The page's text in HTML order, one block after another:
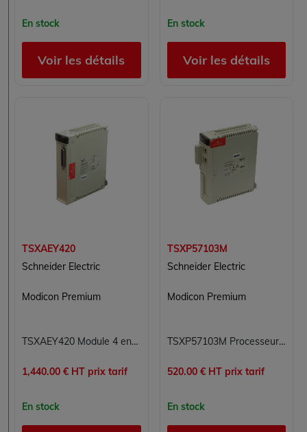
En stock
Voir les détails
En stock
Voir les détails
TSXAEY420
Schneider Electric
Modicon Premium
TSXAEY420 Module 4 entrées analogiques Carte 4E Modicon Premium Schneider Electric
1,440.00 € HT prix tarif
En stock
TSXP57103M
Schneider Electric
Modicon Premium
TSXP57103M Processeur Modicon Premium Schneider Electric
520.00 € HT prix tarif
En stock